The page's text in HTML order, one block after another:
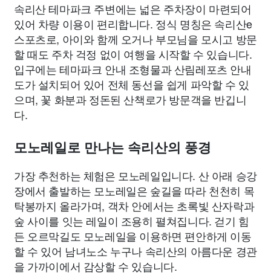
속리산 테마파크 주변에는 넓은 주차장이 마련되어
있어 차량 이용이 편리합니다. 정식 명칭은 속리산e
스포츠로, 아이와 함께 오거나 부모님을 모시고 방문
할 때도 주차 걱정 없이 여행을 시작할 수 있습니다.
입구에는 테마파크 안내 조형물과 산림레포츠 안내
도가 설치되어 있어 전체 동선을 쉽게 파악할 수 있
으며, 꽃 화분과 정돈된 산책로가 방문객을 반깁니
다.
모노레일로 만나는 속리산의 풍경
가장 추천하는 체험은 모노레일입니다. 산 아래 승강
장에서 출발하는 모노레일은 숲길을 따라 천천히 목
탁봉까지 올라가며, 객차 안에서는 초록빛 산자락과
숲 사이를 잇는 레일이 조용히 펼쳐집니다. 걷기 힘
든 오르막길도 모노레일을 이용하면 편안하게 이동
할 수 있어 남녀노소 누구나 속리산의 아름다운 경관
을 가까이에서 감상할 수 있습니다.